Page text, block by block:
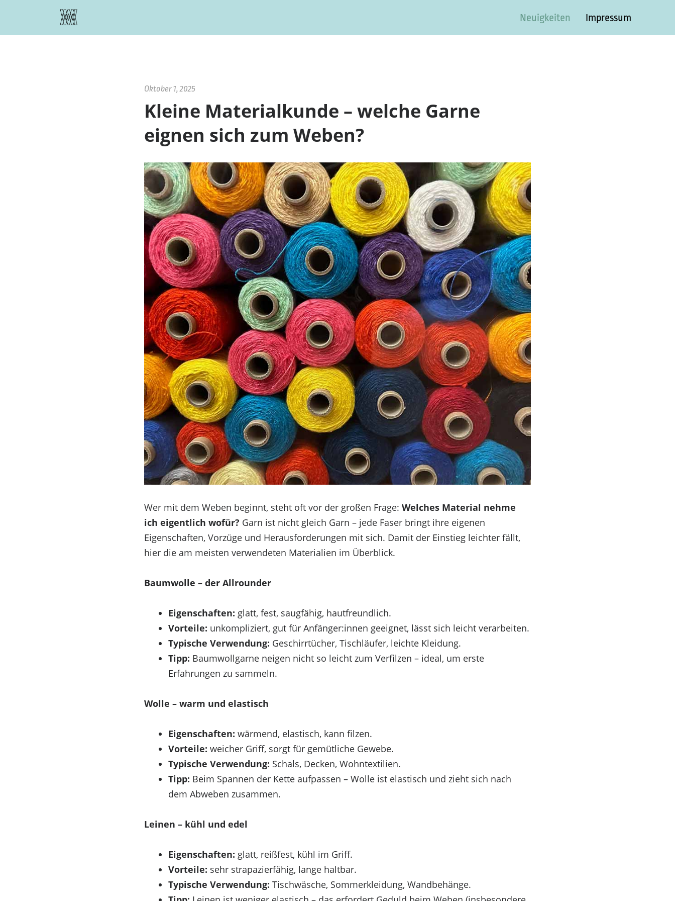
Zustimmung verwalten
Neuigkeiten Impressum
Oktober 1, 2025
Kleine Materialkunde – welche Garne
eignen sich zum Weben?
Wer mit dem Weben beginnt, steht oft vor der großen Frage: Welches Material nehme
ich eigentlich wofür? Garn ist nicht gleich Garn – jede Faser bringt ihre eigenen
Eigenschaften, Vorzüge und Herausforderungen mit sich. Damit der Einstieg leichter fällt,
hier die am meisten verwendeten Materialien im Überblick.
Baumwolle – der Allrounder
Eigenschaften: glatt, fest, saugfähig, hautfreundlich.
Vorteile: unkompliziert, gut für Anfänger:innen geeignet, lässt sich leicht verarbeiten.
Typische Verwendung: Geschirrtücher, Tischläufer, leichte Kleidung.
Tipp: Baumwollgarne neigen nicht so leicht zum Verfilzen – ideal, um erste
Erfahrungen zu sammeln.
Wolle – warm und elastisch
Eigenschaften: wärmend, elastisch, kann filzen.
Vorteile: weicher Griff, sorgt für gemütliche Gewebe.
Typische Verwendung: Schals, Decken, Wohntextilien.
Tipp: Beim Spannen der Kette aufpassen – Wolle ist elastisch und zieht sich nach
dem Abweben zusammen.
Leinen – kühl und edel
Eigenschaften: glatt, reißfest, kühl im Griff.
Vorteile: sehr strapazierfähig, lange haltbar.
Typische Verwendung: Tischwäsche, Sommerkleidung, Wandbehänge.